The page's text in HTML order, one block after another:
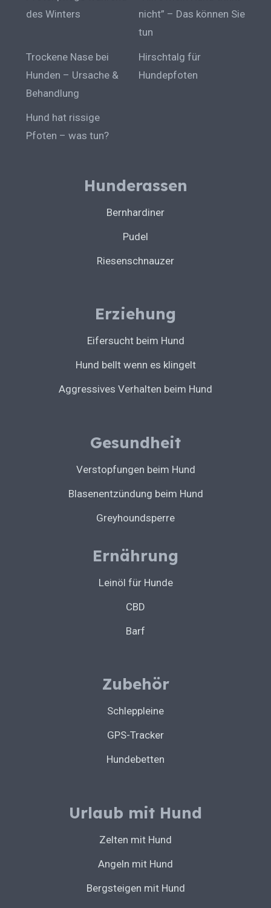
des Winters
nicht” – Das können Sie
tun
Trockene Nase bei
Hunden – Ursache &
Behandlung
Hirschtalg für
Hundepfoten
Hund hat rissige
Pfoten – was tun?
Hunderassen
Bernhardiner
Pudel
Riesenschnauzer
Erziehung
Eifersucht beim Hund
Hund bellt wenn es klingelt
Aggressives Verhalten beim Hund
Gesundheit
Verstopfungen beim Hund
Blasenentzündung beim Hund
Greyhoundsperre
Ernährung
Leinöl für Hunde
CBD
Barf
Zubehör
Schleppleine
GPS-Tracker
Hundebetten
Urlaub mit Hund
Zelten mit Hund
Angeln mit Hund
Bergsteigen mit Hund